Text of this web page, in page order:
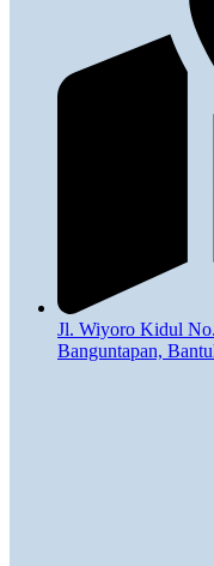
Jl. Wiyoro Kidul
Banguntapan,